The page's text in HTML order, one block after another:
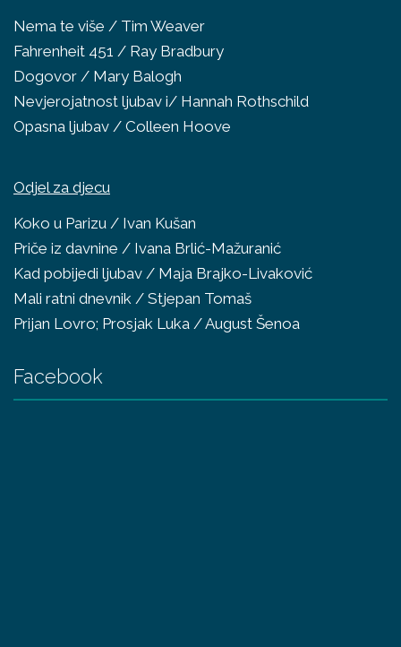
Nema te više / Tim Weaver
Fahrenheit 451 / Ray Bradbury
Dogovor / Mary Balogh
Nevjerojatnost ljubav i/ Hannah Rothschild
Opasna ljubav / Colleen Hoove
Odjel za djecu
Koko u Parizu / Ivan Kušan
Priče iz davnine / Ivana Brlić-Mažuranić
Kad pobijedi ljubav / Maja Brajko-Livaković
Mali ratni dnevnik / Stjepan Tomaš
Prijan Lovro; Prosjak Luka / August Šenoa
Facebook